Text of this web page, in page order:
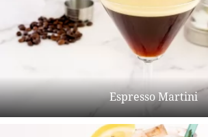
Espresso Martini